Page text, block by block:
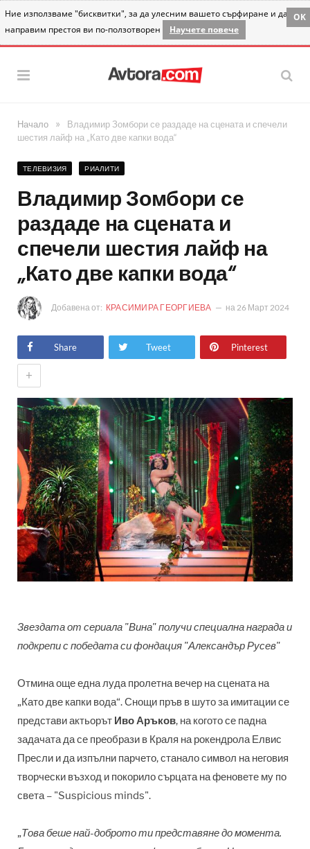
Ние използваме "бисквитки", за да улесним вашето сърфиране и да
направим престоя ви по-ползотворен
Научете повече
OK
Начало »
Владимир Зомбори се раздаде на сцената и спечели
шестия лайф на „Като две капки вода“
ТЕЛЕВИЗИЯ РИАЛИТИ
Владимир Зомбори се
раздаде на сцената и
спечели шестия лайф на
„Като две капки вода“
Добавена от: КРАСИМИРА ГЕОРГИЕВА на 26 Март 2024
Share Tweet Pinterest
+
Звездата от сериала "Вина" получи специална награда и
подкрепи с победата си фондация "Александър Русев"
Отмина още една луда пролетна вечер на сцената на
„Като две капки вода“. Снощи пръв в шуто за имитации се
представи актьорът Иво Аръков, на когото се падна
задачата да се преобрази в Краля на рокендрола Елвис
Пресли и да изпълни парчето, станало символ на неговия
творчески възход и покорило сърцата на феновете му по
света – "Suspicious minds".
„Това беше най-доброто ти представяне до момента.